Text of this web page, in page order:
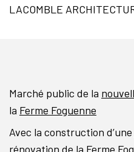
LACOMBLE
Marché public de la
la Ferme Foguenne
Avec la construction d’une
rénovation de la Ferme